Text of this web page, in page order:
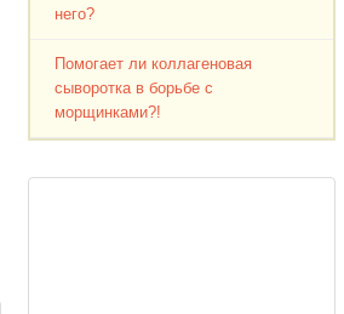
него?
Помогает ли коллагеновая
сыворотка в борьбе с
морщинками?!